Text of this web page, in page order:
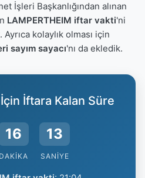
İşleri Başkanlığından alınan
LAMPERTHEIM iftar vakti'ni
kolaylık olması için
sayım sayacı'nı da ekledik.
İftara Kalan Süre
16
DAKIKA
13
SANIYE